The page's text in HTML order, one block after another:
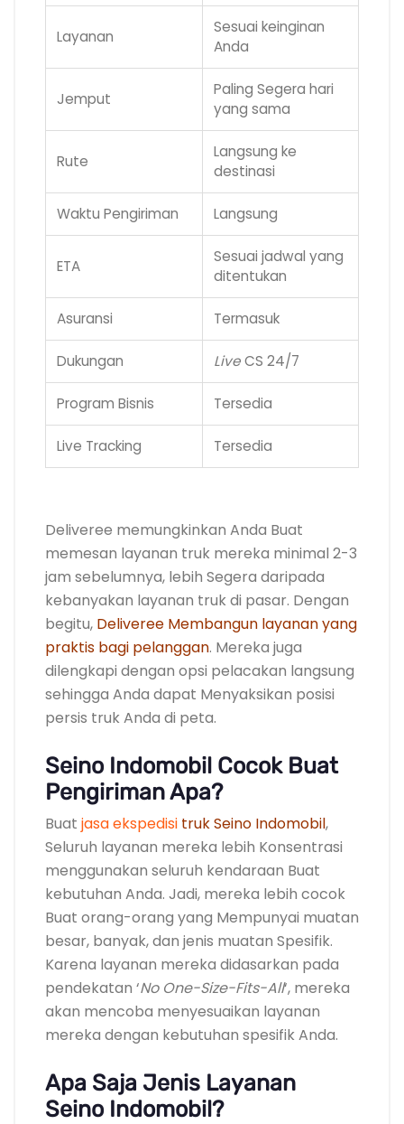
Layanan
Sesuai keinginan
Anda
Jemput
Paling Segera hari
yang sama
Rute
Langsung ke
destinasi
Waktu Pengiriman Langsung
ETA
Sesuai jadwal yang
ditentukan
Asuransi Termasuk
Dukungan LiveCS 24/7
Program Bisnis Tersedia
Live Tracking Tersedia
Deliveree memungkinkan Anda Buat
memesan layanan truk mereka minimal 2-3
jam sebelumnya, lebih Segera daripada
kebanyakan layanan truk di pasar. Dengan
begitu, Deliveree Membangun layanan yang
praktis bagi pelanggan. Mereka juga
dilengkapi dengan opsi pelacakan langsung
sehingga Anda dapat Menyaksikan posisi
persis truk Anda di peta.
Seino Indomobil Cocok Buat
Pengiriman Apa?
Buat jasa ekspedisi truk Seino Indomobil,
Seluruh layanan mereka lebih Konsentrasi
menggunakan seluruh kendaraan Buat
kebutuhan Anda. Jadi, mereka lebih cocok
Buat orang-orang yang Mempunyai muatan
besar, banyak, dan jenis muatan Spesifik.
Karena layanan mereka didasarkan pada
pendekatan ‘No One-Size-Fits-All‘, mereka
akan mencoba menyesuaikan layanan
mereka dengan kebutuhan spesifik Anda.
Apa Saja Jenis Layanan
Seino Indomobil?